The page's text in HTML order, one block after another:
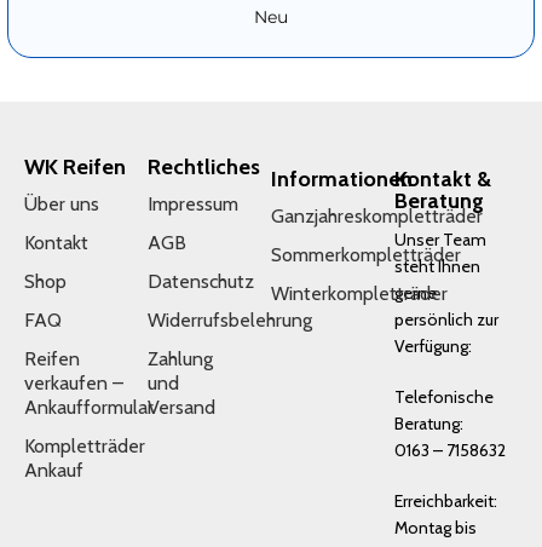
Neu
WK Reifen
Über uns
Kontakt
Shop
FAQ
Reifen
verkaufen –
Ankaufformular
Kompletträder
Ankauf
Rechtliches
Impressum
AGB
Datenschutz
Widerrufsbelehrung
Zahlung
und
Versand
Informationen
Ganzjahreskompletträder
Sommerkompletträder
Winterkompletträder
Kontakt &
Beratung
Unser Team
steht Ihnen
gerne
persönlich zur
Verfügung:
Telefonische
Beratung:
0163 – 7158632
Erreichbarkeit:
Montag bis